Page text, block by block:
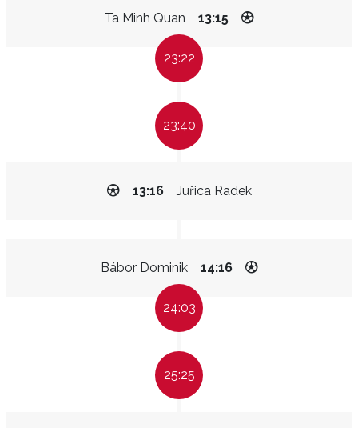
Ta Minh Quan 13:15
23:22
23:40
Juřica Radek
13:16
Bábor Dominik 14:16
24:03
25:25